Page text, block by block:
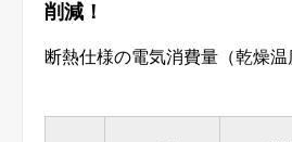
削減！
断熱仕様の電気消費量（乾燥温